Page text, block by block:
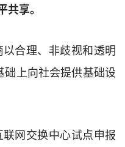
共享。
合理、非歧视和透明
上向社会提供基础设
网交换中心试点申报